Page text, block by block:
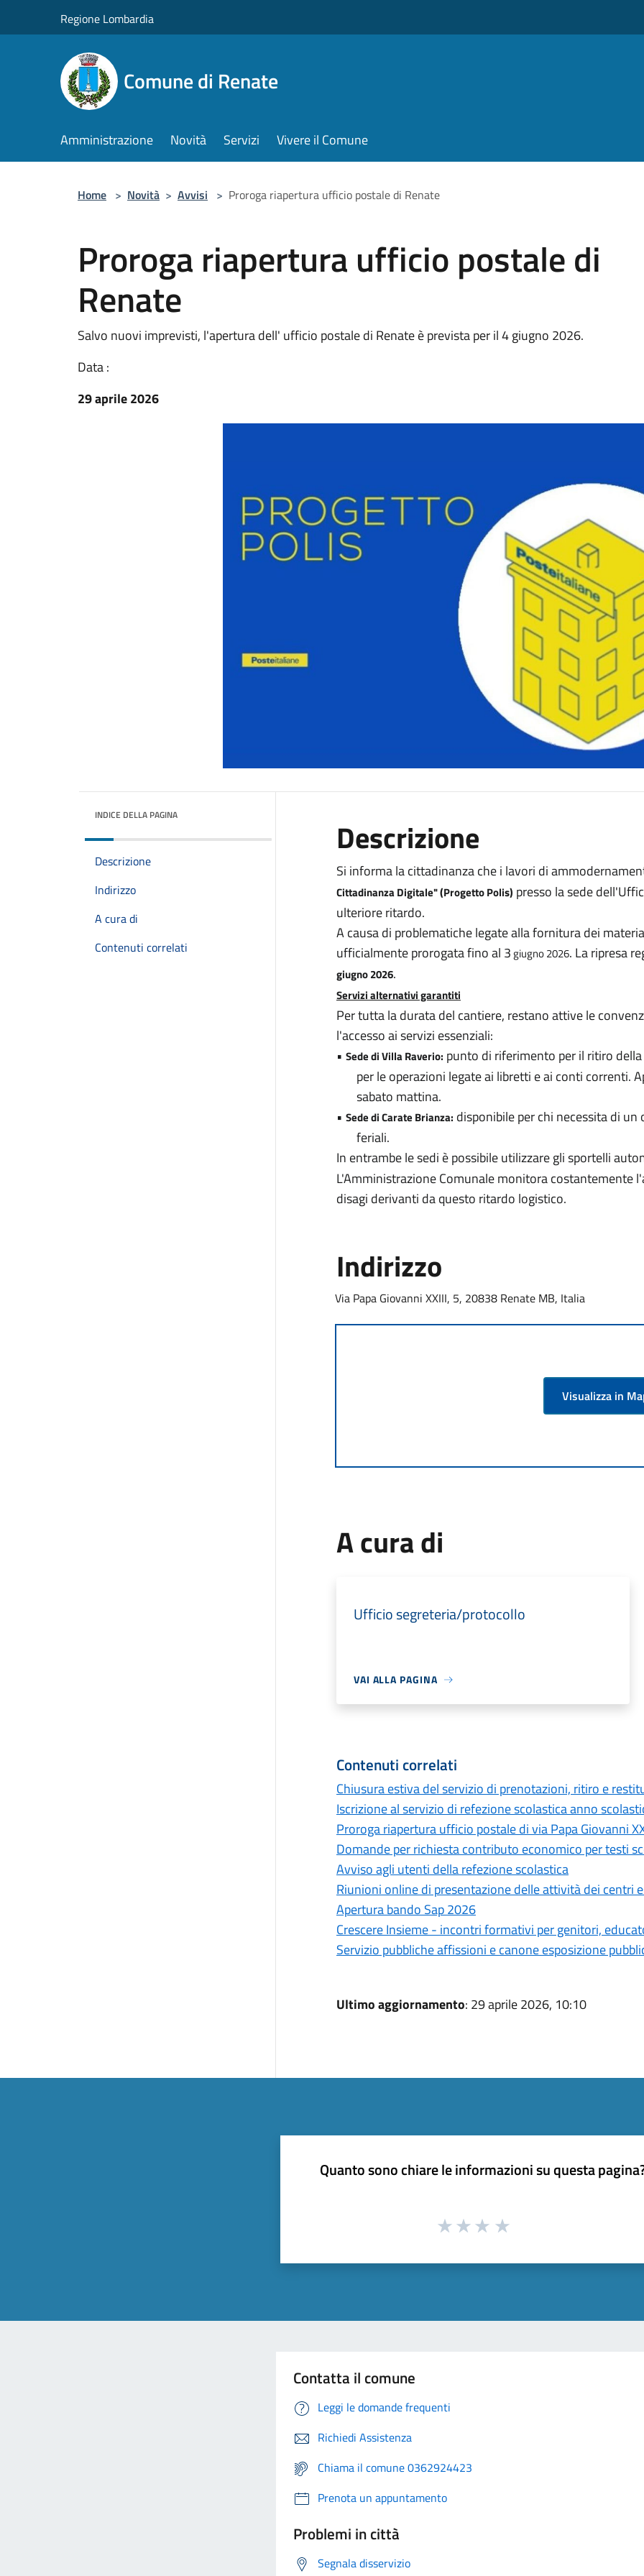
Regione Lombardia
Comune di Renate
Amministrazione Novità Servizi Vivere il Comune
Home > Novità > Avvisi > Proroga riapertura ufficio postale di Renate
Proroga riapertura ufficio postale di
Renate
Salvo nuovi imprevisti, l'apertura dell' ufficio postale di Renate è prevista per il 4 giugno 2026.
Data :
29 aprile 2026
INDICE DELLA PAGINA
Descrizione
Indirizzo
A cura di
Contenuti correlati
Descrizione
Si informa la cittadinanza che i lavori di
Cittadinanza Digitale" (Progetto Polis) presso la sede
ulteriore ritardo.
A causa di problematiche legate alla fornitura dei
ufficialmente prorogata fino al 3 giugno 2026. La ripresa
giugno 2026.
Servizi alternativi garantiti
Per tutta la durata del cantiere, restano attive le
l'accesso ai servizi essenziali:
• Sede di Villa Raverio: punto di riferimento per il ritiro
per le operazioni legate ai libretti e ai conti correnti.
sabato mattina.
• Sede di Carate Brianza: disponibile per chi necessita di
feriali.
In entrambe le sedi è possibile utilizzare gli sportelli
L'Amministrazione Comunale monitora costantemente
disagi derivanti da questo ritardo logistico.
Indirizzo
Via Papa Giovanni XXIII, 5, 20838 Renate MB, Italia
Visualizza in
A cura di
Ufficio segreteria/protocollo
VAI ALLA PAGINA
Contenuti correlati
Chiusura estiva del servizio di prenotazioni, ritiro e
Iscrizione al servizio di refezione scolastica anno
Proroga riapertura ufficio postale di via Papa Giovanni
Domande per richiesta contributo economico per testi
Avviso agli utenti della refezione scolastica
Riunioni online di presentazione delle attività dei centri
Apertura bando Sap 2026
Crescere Insieme - incontri formativi per genitori,
Servizio pubbliche affissioni e canone esposizione
Ultimo aggiornamento: 29 aprile 2026, 10:10
Quanto sono chiare le informazioni su questa
Contatta il comune
Leggi le domande frequenti
Richiedi Assistenza
Chiama il comune 0362924423
Prenota un appuntamento
Problemi in città
Segnala disservizio